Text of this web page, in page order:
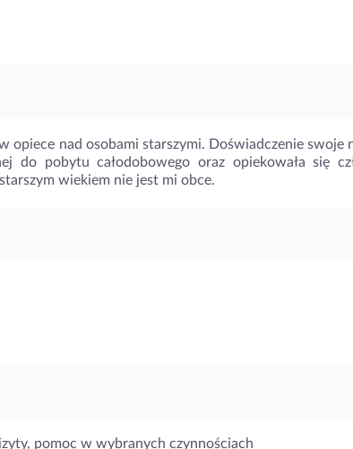
opiece nad osobami starszymi. Doświadczenie swoje
do pobytu całodobowego oraz opiekowała się
wiekiem nie jest mi obce.
pomoc w wybranych czynnościach